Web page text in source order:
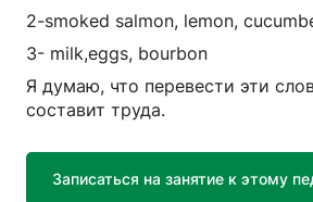
2-smoked salmon, lemon,
3- milk,eggs, bourbon
Я думаю, что перевести эти
составит труда.
Записаться на занятие к этому